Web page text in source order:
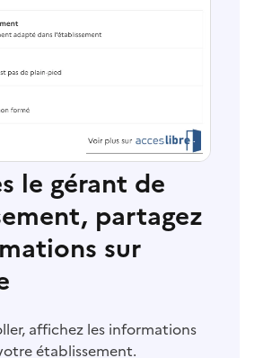
le gérant de
partagez
sur
affichez les informations
établissement.